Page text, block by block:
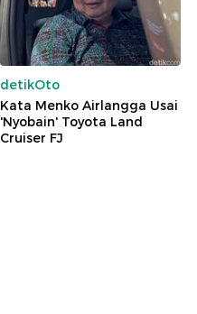
detikOto
Kata Menko Airlangga Usai
'Nyobain' Toyota Land
Cruiser FJ